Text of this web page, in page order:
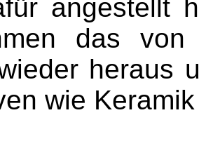
angestellt
das
heraus
wie